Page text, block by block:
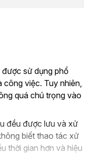
sử dụng phổ
công việc. Tuy nhiên,
quá chú trọng vào
đều được lưu và xử
biết thao tác xử
thời gian hơn và hiệu